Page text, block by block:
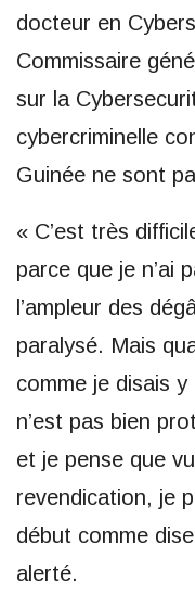
docteur en
Commissaire
sur la
cybercriminelle
Guinée ne sont
« C’est très
parce que je n’ai
l’ampleur des
paralysé. Mais
comme je disais
n’est pas bien
et je pense que
revendication, je
début comme
alerté.